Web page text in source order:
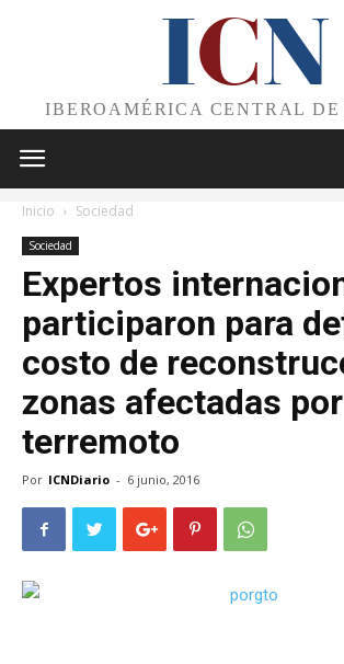
ICN
IBEROAMÉRICA CENTRAL
Inicio Sociedad
Sociedad
Expertos
participaron para
costo de
zonas afectadas por
terremoto
Por ICNDiario - 6 junio, 2016